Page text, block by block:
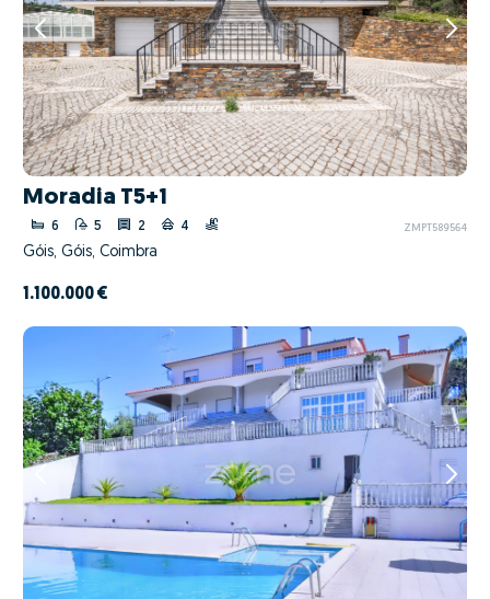
Moradia T5+1
6 5 2 4 ZMPT589564
Góis, Góis, Coimbra
1.100.000 €